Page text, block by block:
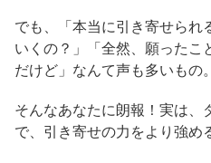
でも、「本当に引き寄せられ
いくの？」「全然、願ったこ
だけど」なんて声も多いもの。
そんなあなたに朗報！実は、
で、引き寄せの力をより強め